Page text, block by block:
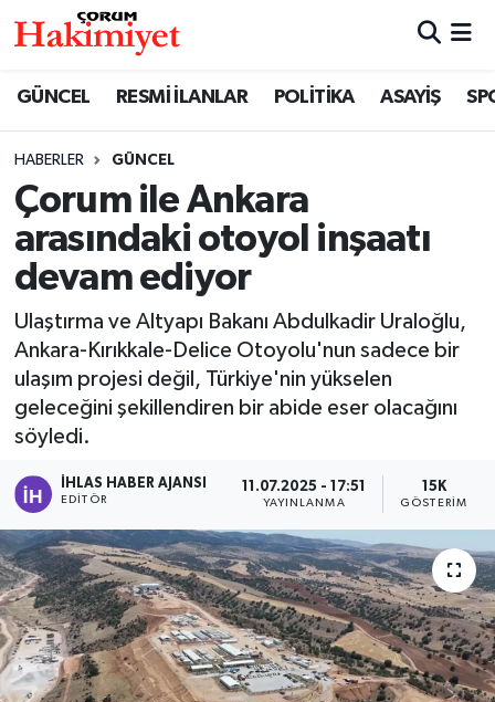
GÜNCEL RESMİ İLANLAR POLİTİKA ASAYİŞ
HABERLER GÜNCEL
Çorum ile Ankara
arasındaki otoyol inşaatı
devam ediyor
Ulaştırma ve Altyapı Bakanı Abdulkadir Uraloğlu,
Ankara-Kırıkkale-Delice Otoyolu'nun sadece bir
ulaşım projesi değil, Türkiye'nin yükselen
geleceğini şekillendiren bir abide eser olacağını
söyledi.
İHLAS HABER AJANSI
EDITÖR
11.07.2025 - 17:51
YAYINLANMA
15K
GÖSTERIM
SAĞLIK
ASAYİŞ
EKONOMİ
AKTÜEL
EĞİTİM
İLÇELER
OTOPARK
TEKNOLOJİ
Nöbetçi Eczaneler
Çorum Namaz Vakitleri
Trafik Durumu
Süper Lig Puan Durumu ve Fikstür
Son Dakika Haberleri
Haber Arşivi